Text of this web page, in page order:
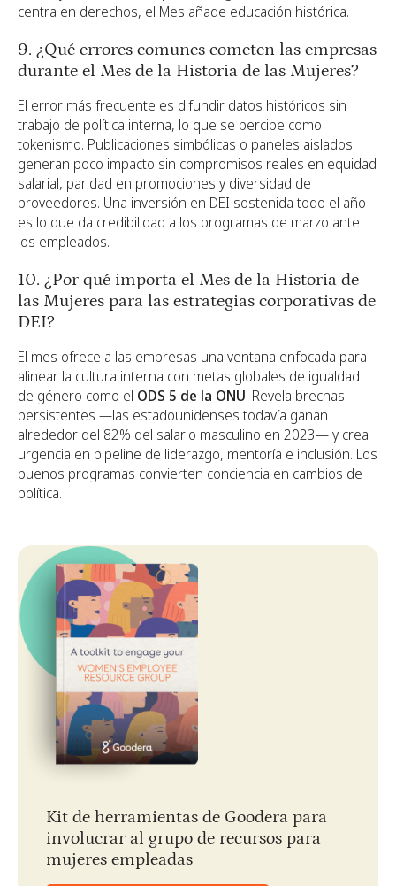
centra en derechos, el Mes añade educación histórica.
9. ¿Qué errores comunes cometen las empresas
durante el Mes de la Historia de las Mujeres?
El error más frecuente es difundir datos históricos sin
trabajo de política interna, lo que se percibe como
tokenismo. Publicaciones simbólicas o paneles aislados
generan poco impacto sin compromisos reales en equidad
salarial, paridad en promociones y diversidad de
proveedores. Una inversión en DEI sostenida todo el año
es lo que da credibilidad a los programas de marzo ante
los empleados.
10. ¿Por qué importa el Mes de la Historia de
las Mujeres para las estrategias corporativas de
DEI?
El mes ofrece a las empresas una ventana enfocada para
alinear la cultura interna con metas globales de igualdad
de género como el ODS 5 de la ONU. Revela brechas
persistentes —las estadounidenses todavía ganan
alrededor del 82% del salario masculino en 2023— y crea
urgencia en pipeline de liderazgo, mentoría e inclusión. Los
buenos programas convierten conciencia en cambios de
política.
Kit de herramientas de Goodera para
involucrar al grupo de recursos para
mujeres empleadas